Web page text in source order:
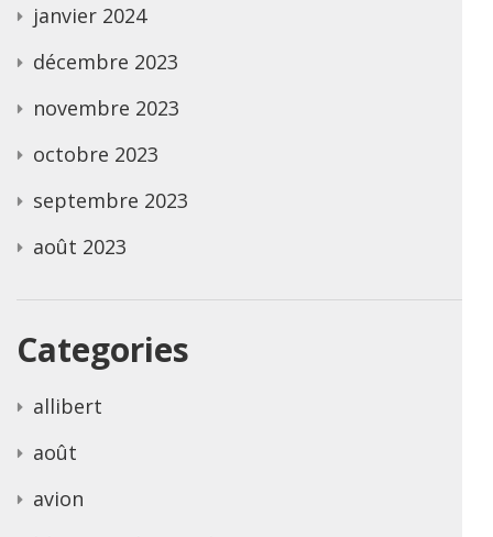
janvier 2024
décembre 2023
novembre 2023
octobre 2023
septembre 2023
août 2023
Categories
allibert
août
avion